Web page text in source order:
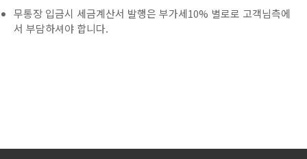
무통장 입금시 세금계산서 발행은 부가세10% 별로로 고객님측에
서 부담하셔야 합니다.